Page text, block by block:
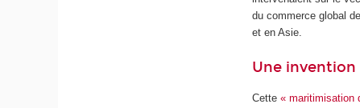
du commerce global
et en Asie.
Une
Cette« maritimisation